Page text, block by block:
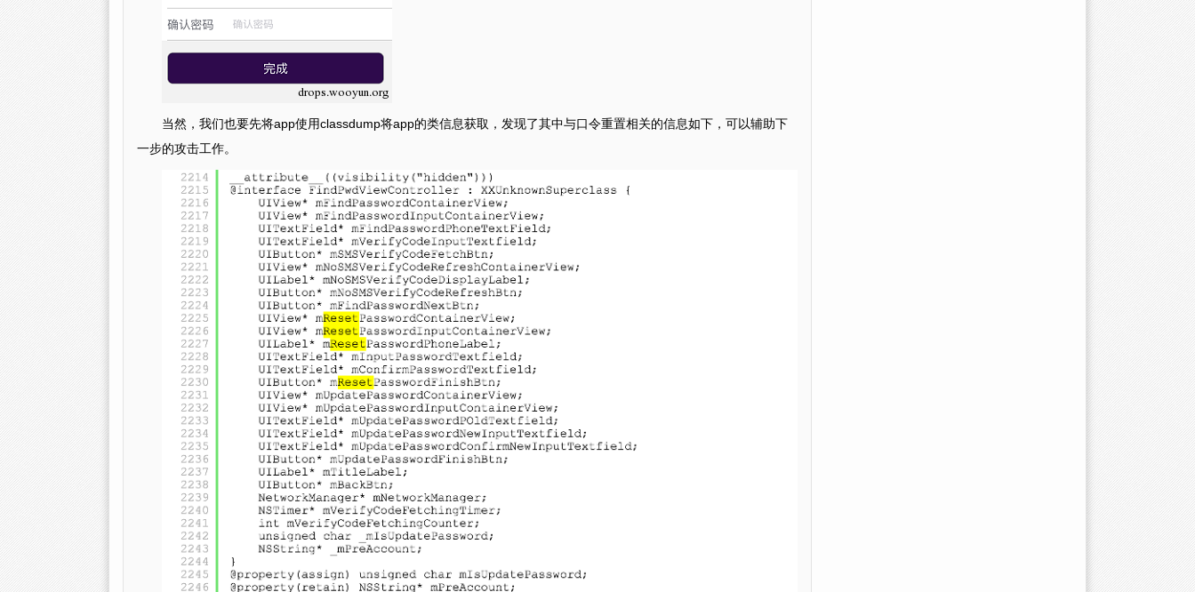
当然，我们也要先将app使用classdump将app的类信息获取，发现了其中与口令重置相关的信息如下，可以辅助下
一步的攻击工作。